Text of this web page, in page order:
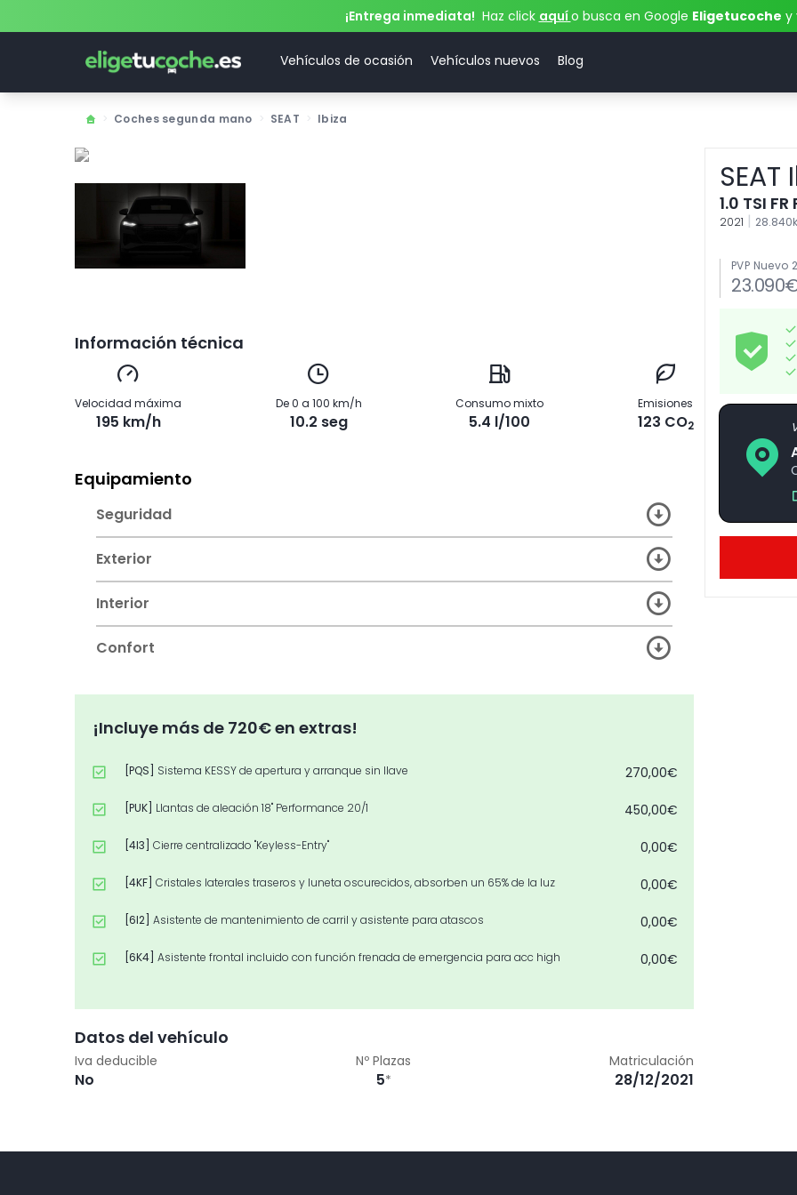
¡Entrega inmediata! Haz click aquío busca en Google Eligetucoche y
Vehículos de ocasión Vehículos nuevos Blog
Coches segunda mano SEAT Ibiza
Información técnica
Velocidad máxima
195 km/h
De 0 a 100 km/h
10.2 seg
Consumo mixto
5.4 l/100
Emisiones
123 CO2
Equipamiento
Seguridad
Exterior
Interior
Confort
¡Incluye más de 720€ en extras!
[PQS] Sistema KESSY de apertura y arranque sin llave 270,00€
[PUK] Llantas de aleación 18" Performance 20/1 450,00€
[4I3] Cierre centralizado "Keyless-Entry" 0,00€
[4KF] Cristales laterales traseros y luneta oscurecidos, absorben un 65% de la luz 0,00€
[6I2] Asistente de mantenimiento de carril y asistente para atascos 0,00€
[6K4] Asistente frontal incluido con función frenada de emergencia para acc high 0,00€
[7X2] Park pilot: sensores acústicos de aparcamiento delanteros y traseros
[7Y1]Asistente al conductor en caso de cambio de carril 0,00€
Datos del vehículo
Iva deducible
No
Nº Plazas
5*
Matriculación
28/12/2021
SEAT
1.0 TSI
2021 |
PVP Nuevo